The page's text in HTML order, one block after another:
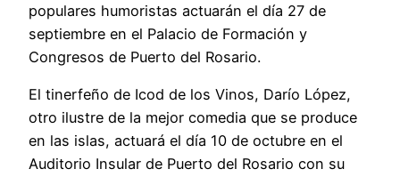
populares humoristas actuarán el día 27 de
septiembre en el Palacio de Formación y
Congresos de Puerto del Rosario.
El tinerfeño de Icod de los Vinos, Darío López,
otro ilustre de la mejor comedia que se produce
en las islas, actuará el día 10 de octubre en el
Auditorio Insular de Puerto del Rosario con su